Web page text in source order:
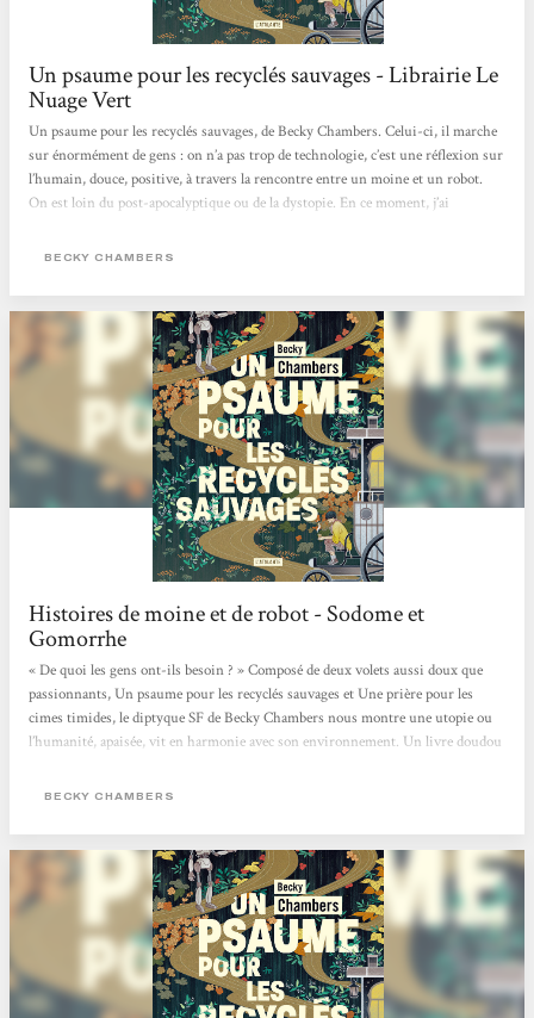
Un psaume pour les recyclés sauvages - Librairie Le
Nuage Vert
Un psaume pour les recyclés sauvages, de Becky Chambers. Celui-ci, il marche
sur énormément de gens : on n’a pas trop de technologie, c’est une réflexion sur
l’humain, douce, positive, à travers la rencontre entre un moine et un robot.
On est loin du post-apocalyptique ou de la dystopie. En ce moment, j’ai
que les gens ont besoin de ça. [...]
BECKY CHAMBERS
Histoires de moine et de robot - Sodome et
Gomorrhe
« De quoi les gens ont-ils besoin ? » Composé de deux volets aussi doux que
passionnants, Un psaume pour les recyclés sauvages et Une prière pour les
cimes timides, le diptyque SF de Becky Chambers nous montre une utopie ou
l’humanité, apaisée, vit en harmonie avec son environnement. Un livre doudou
où concurrence et compétition guident bon nombre de nos interactions.
entre eux et avec leur environnement. Dans ce monde apaisé,...
BECKY CHAMBERS